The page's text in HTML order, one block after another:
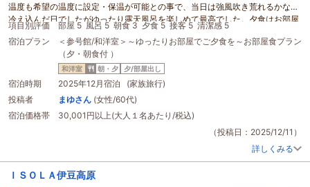
温度も希望の温度に設定・保温が可能との事で、当日は強風吹き荒れるかなり
冷え込んだ日でしたがゆったり露天風呂を楽しめて最高でした。夕食はお部屋
食を選択したので、19時頃お部屋まで持って来てくれました。温かいお料理、
冷たいお料理がきちんと仕分けされたお重やおしゃれなボックスに、ご飯はお
櫃に、お味噌汁はポットに入れられ、全てが運びやすい様に一つにまとめられ
て、お部屋の玄関で受け取るだけの嬉しいサービスでした。夜の冷え込みの中
でシャトルバスでレストランまで出向く必要が無く、暖かいお部屋でゆったり
まったり夕食を楽しむ事が出来て、そして更にお料理がとても美味しくて感激
しました（部屋食だからと言って手抜きがない）。加湿器は部屋に常備されて
いませんでしたが、 貸し出し有りとの事でフロントに申し出たら直ぐに持って
きてくれました（予約時或いはチェックイン時に加湿器利用希望を伝えておく
と良いかも）。敷地内を巡るにも、平日は電話一本でシャトルバスの送迎（ま
るでタクシーのように、2、3分でお迎え）が利用出来て、チェックアウト後で
もスポーツや伊豆マリオットの温泉までも存分に楽しめ最高の旅行となりまし
た。スタッフの方々の対応もとても丁寧で親切で心に残るお宿でした。次回は
項目別評価 部屋 5 風呂 5 朝食 3 夕食 5 接客 5 清潔感 5
宿泊プラン
＜参号館/和洋室＞～ゆったりお部屋でご夕食を～お部屋食プラン
（夕・朝食付 ）
和洋室 朝・夕 夕/部屋出し
宿泊時期
2025年12月宿泊 (家族旅行)
投稿者
まゆさん (女性/60代)
宿泊価格帯
30,001円以上(大人１名あたり/税込)
（投稿日：2025/12/11）
詳しくみる
ＩＳＯＬＡ伊豆高原